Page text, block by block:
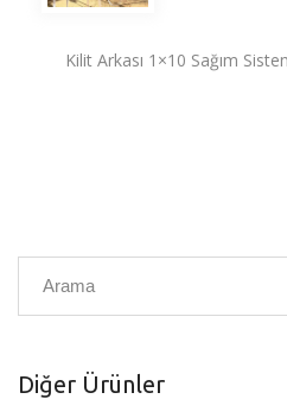
Kilit Arkası 1×10 Sağım
Diğer Ürünler